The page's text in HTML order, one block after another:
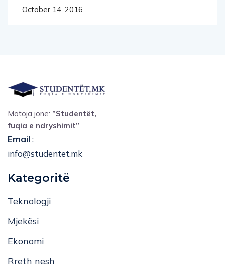
October 14, 2016
Motoja jonë: ”Studentët,
fuqia e ndryshimit”
Email:
info@studentet.mk
Kategoritë
Teknologji
Mjekësi
Ekonomi
Rreth nesh